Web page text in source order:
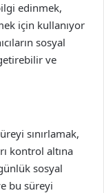
edinmek,
için kullanıyor
sosyal
ve
sınırlamak,
kontrol altına
sosyal
bu süreyi